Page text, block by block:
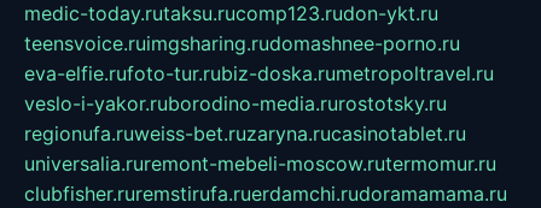
medic-today.rutaksu.rucomp123.rudon-ykt.ru
teensvoice.ruimgsharing.rudomashnee-porno.ru
eva-elfie.rufoto-tur.rubiz-doska.rumetropoltravel.ru
veslo-i-yakor.ruborodino-media.rurostotsky.ru
regionufa.ruweiss-bet.ruzaryna.rucasinotablet.ru
universalia.ruremont-mebeli-moscow.rutermomur.ru
clubfisher.ruremstirufa.ruerdamchi.rudoramamama.ru